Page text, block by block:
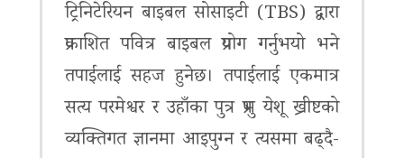
ट्रिनिटेरियन बाइबल सोसाइटी (TBS) द्वारा
प्रकाशित पवित्र बाइबल प्रयोग गर्नुभयो भने
तपाईंलाई सहज हुनेछ। तपाईंलाई एकमात्र
सत्य परमेश्वर र उहाँका पुत्र प्रभु येशू ख्रीष्टको
व्यक्तिगत ज्ञानमा आइपुग्न र त्यसमा बढ्दै-